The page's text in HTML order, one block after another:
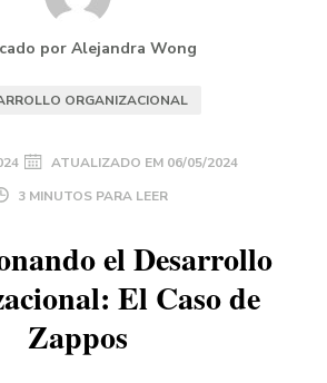
por Alejandra Wong
ORGANIZACIONAL
ATUALIZADO EM 06/05/2024
3 MINUTOS PARA LEER
el Desarrollo
El Caso de
Zappos